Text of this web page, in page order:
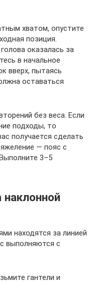
хватом, опустите
позиция.
оказалась за
в начальное
вверх, пытаясь
оставаться
без веса. Если
подходы, то
получается сделать
— пояс с
3–5
находятся за линией
выполняются с
гантели и